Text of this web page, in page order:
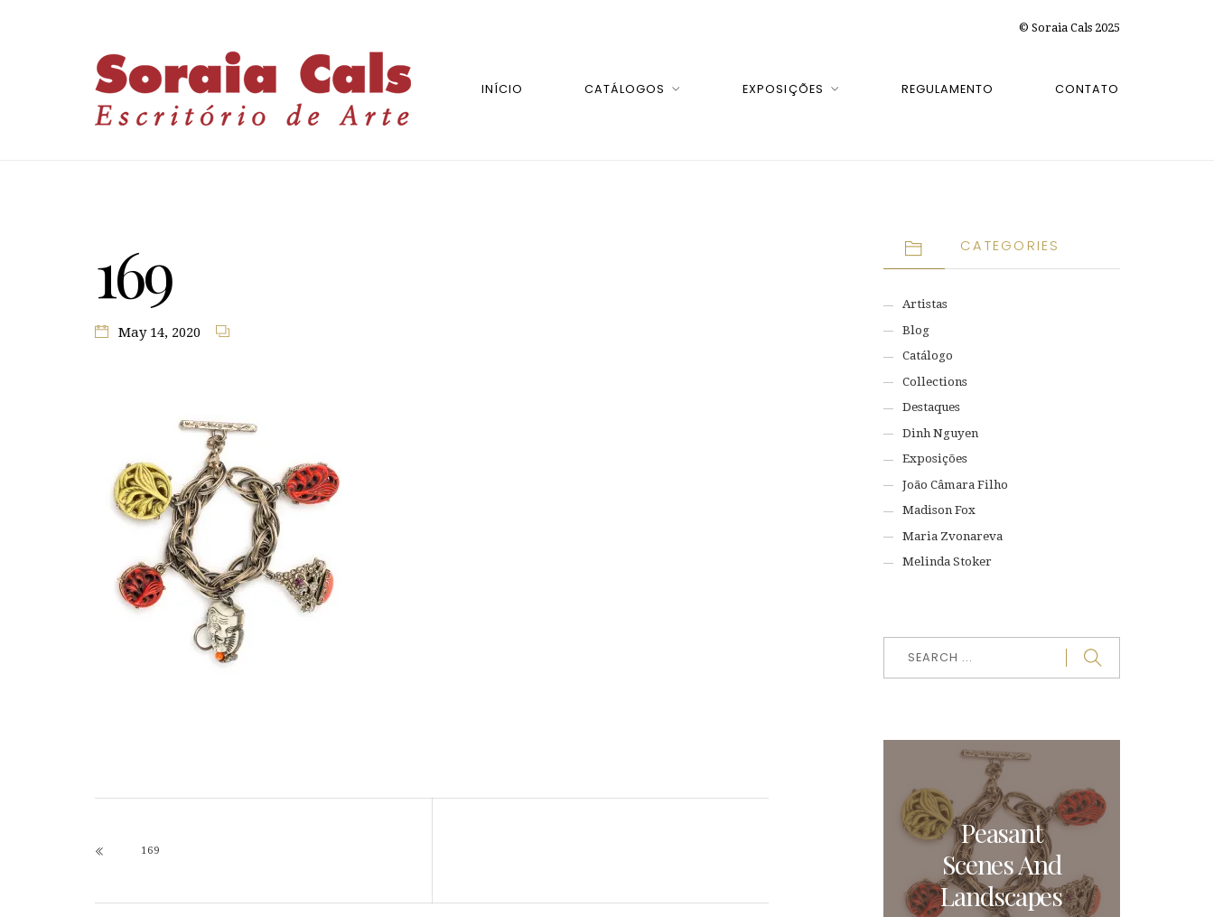
© Soraia Cals 2025
INÍCIO CATÁLOGOS EXPOSIÇÕES REGULAMENTO CONTATO
169
May 14, 2020
169
CATEGORIES
Artistas
Blog
Catálogo
Collections
Destaques
Dinh Nguyen
Exposições
João Câmara Filho
Madison Fox
Maria Zvonareva
Melinda Stoker
Peasant
Scenes And
Landscapes